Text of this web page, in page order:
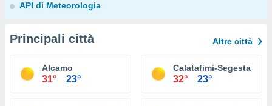
API di Meteorologia
Principali città Altre città
Alcamo
31° 23°
Calatafimi-Segesta
32° 23°